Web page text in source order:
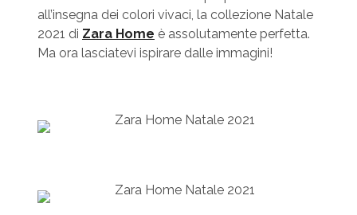
all’insegna dei colori vivaci, la collezione Natale
2021 di Zara Home è assolutamente perfetta.
Ma ora lasciatevi ispirare dalle immagini!